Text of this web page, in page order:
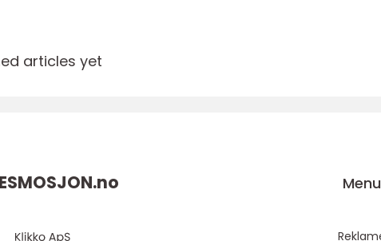
articles yet
no Menu